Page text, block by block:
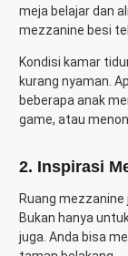
meja belajar dan
mezzanine besi
Kondisi kamar
kurang nyaman.
beberapa anak
game, atau
2. Inspirasi
Ruang mezzanine
Bukan hanya
juga. Anda bisa